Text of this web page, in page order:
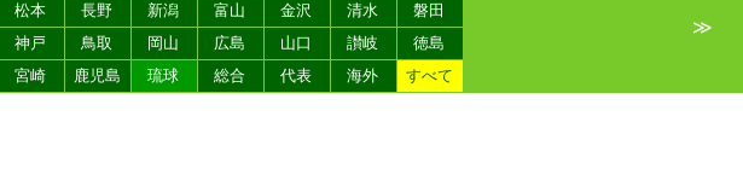
松本 長野 新潟 富山 金沢 清水
磐田
神戸 鳥取 岡山 広島 山口 讃岐
徳島
宮崎 鹿児島 琉球 総合 代表 海外 すべて
≫